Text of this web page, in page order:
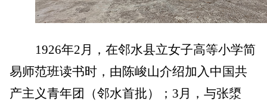
1926年2月，在邻水县立女子高等小学简
易师范班读书时，由陈峻山介绍加入中国共
产主义青年团（邻水首批）；3月，与张澃